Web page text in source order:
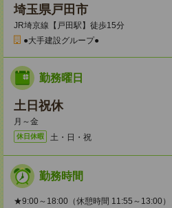
埼玉県戸田市
JR埼京線【戸田駅】徒歩15分
●大手建設グループ●
勤務曜日
土日祝休
月～金
休日休暇 土・日・祝
勤務時間
★9:00～18:00（休憩時間 11:55～13:00）